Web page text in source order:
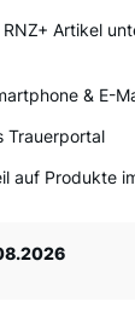
Artikel
& E-
Trauerportal
auf Produkte